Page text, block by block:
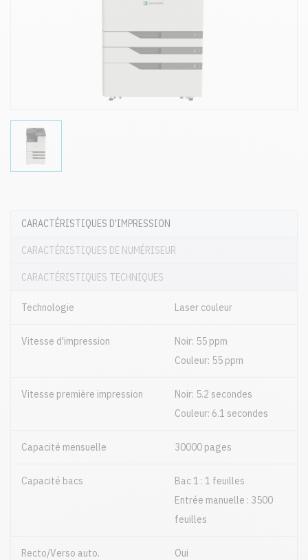
CARACTÉRISTIQUES D'IMPRESSION
CARACTÉRISTIQUES DE NUMÉRISEUR
CARACTÉRISTIQUES TECHNIQUES
Technologie Laser couleur
Vitesse d'impression
Noir: 55 ppm
Couleur: 55 ppm
Vitesse première impression
Noir: 5.2 secondes
Couleur: 6.1 secondes
Capacité mensuelle 30000 pages
Capacité bacs
Bac 1 : 1 feuilles
Entrée manuelle : 3500
feuilles
Recto/Verso auto. Oui